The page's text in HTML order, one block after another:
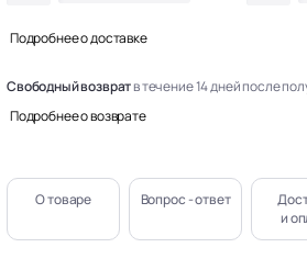
Подробнее о доставке
Свободный возвратв течение 14 дней после
Подробнее о возврате
О товаре Вопрос - ответ
и